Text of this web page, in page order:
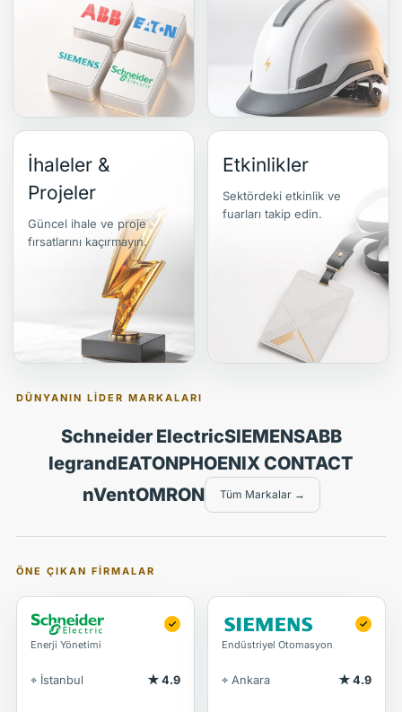
İhaleler &
Projeler
Güncel ihale ve proje
fırsatlarını kaçırmayın.
Etkinlikler
Sektördeki etkinlik ve
fuarları takip edin.
DÜNYANIN LIDER MARKALARI
Schneider ElectricSIEMENSABB
legrandEATONPHOENIX CONTACT
nVentOMRON Tüm Markalar →
ÖNE ÇIKAN FIRMALAR
✓
Enerji Yönetimi
⌖ İstanbul ★ 4.9
✓
Endüstriyel Otomasyon
⌖ Ankara ★ 4.9